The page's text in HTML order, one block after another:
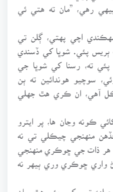
رهي، ”مان ته هتي ئي
اچي پهتي، ڳلن تي
ٻريس پئي. شوڀا کي ڏسندي
پئي ته، رسنا کي شوڀا جي
سوچيو هوندائين ته ٻن
آهي، ان ڪري هٿ جهلي
ڪونه وڃان ها، پر ايترو
منهنجي چيڪلي تي نه
، هر ذات جي ڇوڪري منهنجي
واري ڇوڪري وري ٻيهر نه
تي رکي، ٻئي هٿ سان